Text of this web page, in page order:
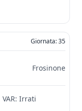
Giornata: 35
Frosinone
VAR: Irrati